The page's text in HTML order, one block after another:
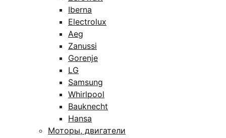
Iberna
Electrolux
Aeg
Zanussi
Gorenje
LG
Samsung
Whirlpool
Bauknecht
Hansa
Моторы, двигатели